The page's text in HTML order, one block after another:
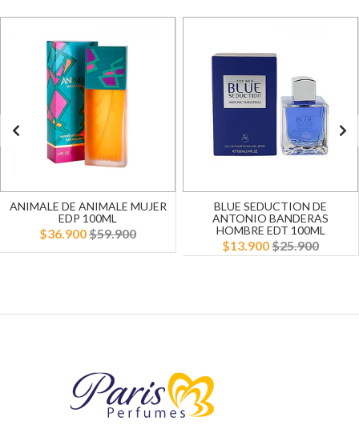
ANIMALE DE ANIMALE MUJER
EDP 100ML
$36.900$59.900
BLUE SEDUCTION DE
ANTONIO BANDERAS
HOMBRE EDT 100ML
$13.900$25.900